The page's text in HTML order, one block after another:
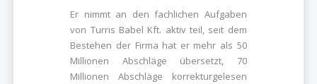
Er nimmt an den fachlichen Aufgaben
von Turris Babel Kft. aktiv teil, seit dem
Bestehen der Firma hat er mehr als 50
Millionen Abschläge übersetzt, 70
Millionen Abschläge korrekturgelesen